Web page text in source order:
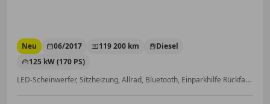
Neu 06/2017 119 200 km
Diesel
125 kW (170 PS)
LED-Scheinwerfer, Sitzheizung, Allrad, Bluetooth, Einparkhilfe Rückfahrkamera, Notrufsystem, Elektrische Sitze, Getönte Scheiben